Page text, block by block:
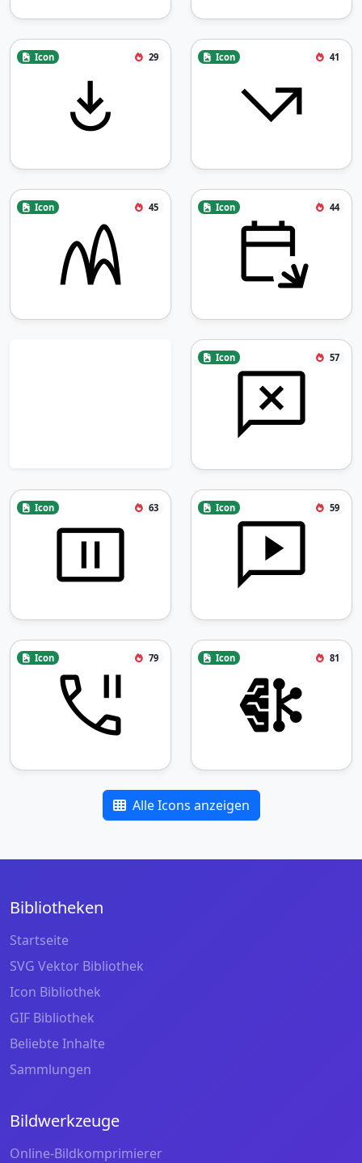
Icon 29 Icon 41
Icon 45 Icon 44
Icon 57
Icon 63 Icon 59
Icon 79 Icon 81
Alle Icons anzeigen
Bibliotheken
Startseite
SVG Vektor Bibliothek
Icon Bibliothek
GIF Bibliothek
Beliebte Inhalte
Sammlungen
Bildwerkzeuge
Online-Bildkomprimierer